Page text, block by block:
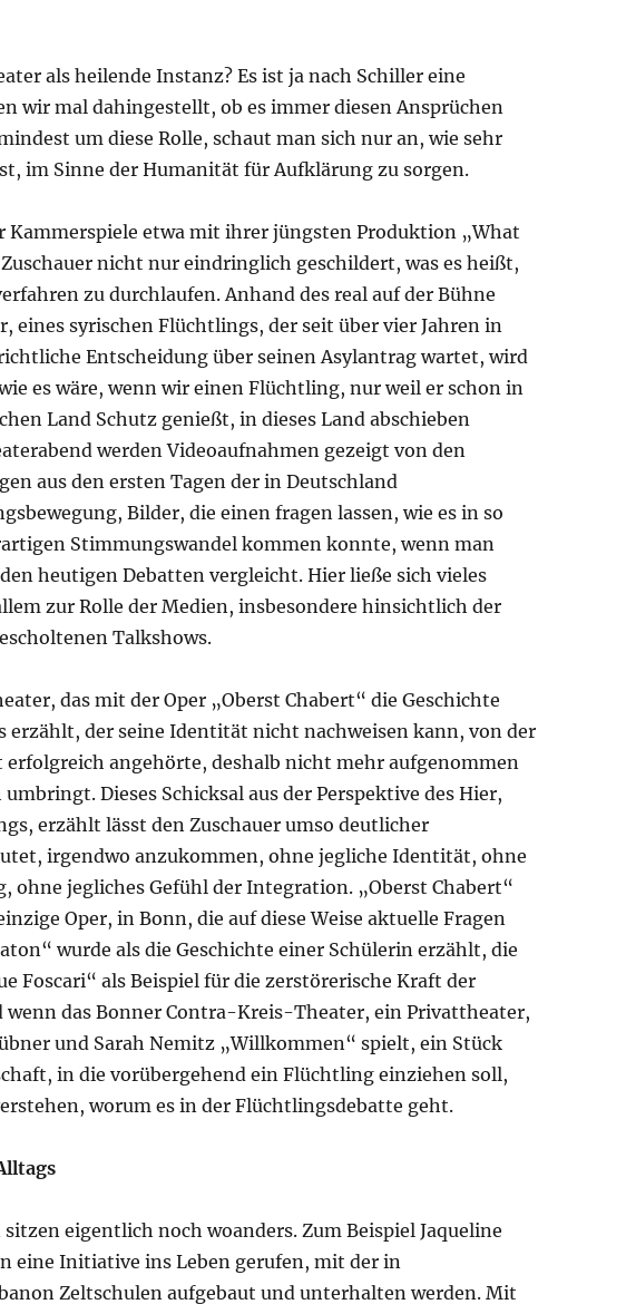
als heilende Instanz? Es ist ja nach Schiller eine
wir mal dahingestellt, ob es immer diesen Ansprüchen
um diese Rolle, schaut man sich nur an, wie sehr
im Sinne der Humanität für Aufklärung zu sorgen.
Kammerspiele etwa mit ihrer jüngsten Produktion „What
nicht nur eindringlich geschildert, was es heißt,
zu durchlaufen. Anhand des real auf der Bühne
eines syrischen Flüchtlings, der seit über vier Jahren in
Entscheidung über seinen Asylantrag wartet, wird
es wäre, wenn wir einen Flüchtling, nur weil er schon in
Land Schutz genießt, in dieses Land abschieben
werden Videoaufnahmen gezeigt von den
aus den ersten Tagen der in Deutschland
Bilder, die einen fragen lassen, wie es in so
Stimmungswandel kommen konnte, wenn man
heutigen Debatten vergleicht. Hier ließe sich vieles
zur Rolle der Medien, insbesondere hinsichtlich der
Talkshows.
das mit der Oper „Oberst Chabert“ die Geschichte
erzählt, der seine Identität nicht nachweisen kann, von der
erfolgreich angehörte, deshalb nicht mehr aufgenommen
Dieses Schicksal aus der Perspektive des Hier,
erzählt lässt den Zuschauer umso deutlicher
irgendwo anzukommen, ohne jegliche Identität, ohne
ohne jegliches Gefühl der Integration. „Oberst Chabert“
Oper, in Bonn, die auf diese Weise aktuelle Fragen
wurde als die Geschichte einer Schülerin erzählt, die
Foscari“ als Beispiel für die zerstörerische Kraft der
wenn das Bonner Contra-Kreis-Theater, ein Privattheater,
und Sarah Nemitz „Willkommen“ spielt, ein Stück
in die vorübergehend ein Flüchtling einziehen soll,
worum es in der Flüchtlingsdebatte geht.
eigentlich noch woanders. Zum Beispiel Jaqueline
eine Initiative ins Leben gerufen, mit der in
Zeltschulen aufgebaut und unterhalten werden. Mit